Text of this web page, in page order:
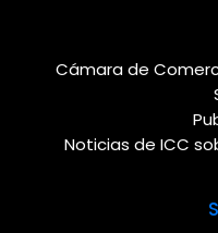
Cámara de
Noticias de ICC